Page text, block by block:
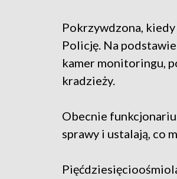
Pokrzywdzona, kiedy
Policję. Na
kamer monitoringu,
kradzieży.
Obecnie
sprawy i ustalają, co